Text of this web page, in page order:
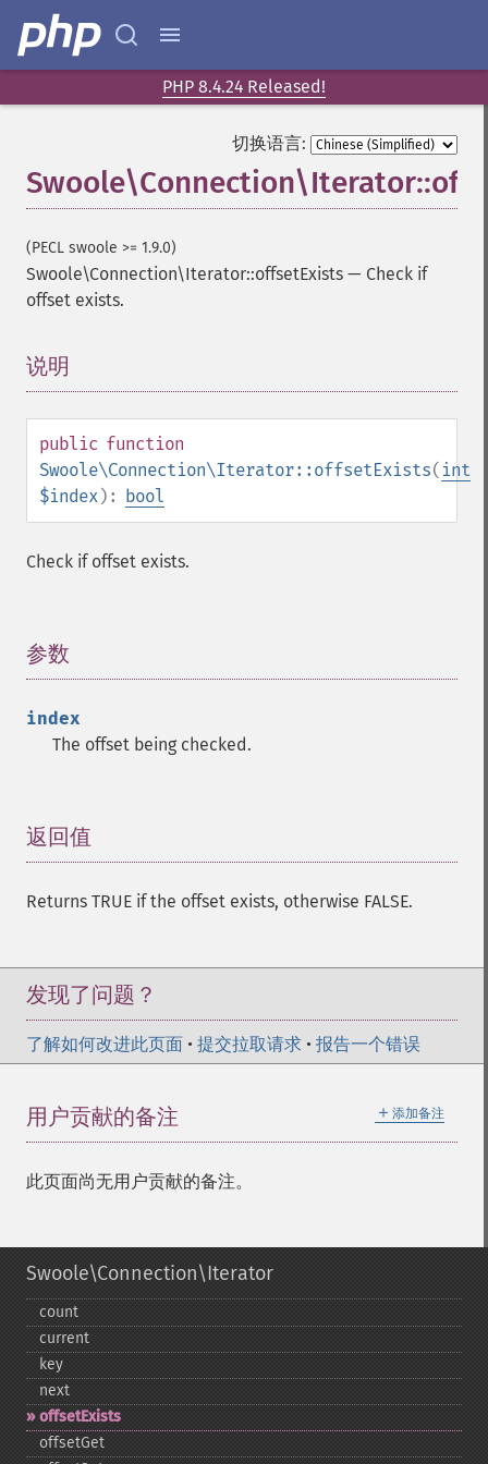
PHP 8.4.24 Released!
切换语言:
(PECL swoole >= 1.9.0)
Swoole\Connection\Iterator::offsetExists — Check if
offset exists.
说明
public function
Swoole\Connection\Iterator::offsetExists( int
$index): bool
Check if offset exists.
参数
index
The offset being checked.
返回值
Returns TRUE if the offset exists, otherwise FALSE.
发现了问题？
了解如何改进此页面 • 提交拉取请求 • 报告一个错误
＋ 添加备注
用户贡献的备注
此页面尚无用户贡献的备注。
Swoole\Connection\Iterator
count
current
key
next
offsetExists
offsetGet